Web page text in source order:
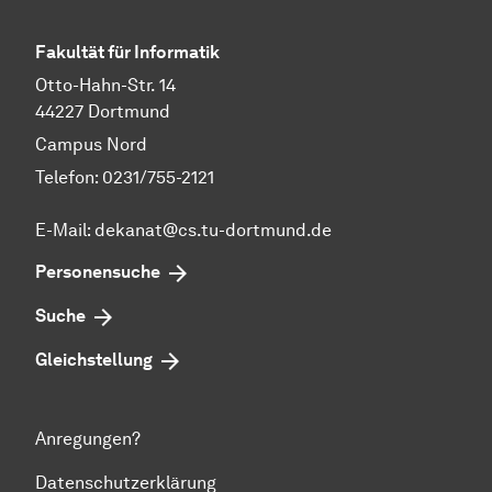
Fakultät für Informatik
Otto-Hahn-Str. 14
44227 Dortmund
Campus Nord
Telefon: 0231/755-2121
E-Mail: dekanat@cs.tu-dortmund.de
Personensuche
Suche
Gleichstellung
Anregungen?
Datenschutzerklärung